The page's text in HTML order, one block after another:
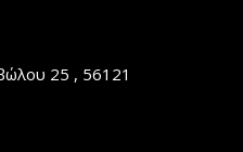
25 , 56121